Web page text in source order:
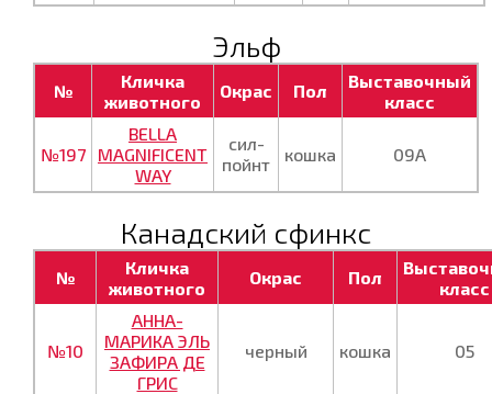
Эльф
№
Кличка
животного
Окрас Пол
Выставочный
класс
№197
BELLA
MAGNIFICENT
WAY
сил-
пойнт
кошка 09А
Канадский сфинкс
№
Кличка
животного
Окрас Пол
класс
№10
АННА-
МАРИКА ЭЛЬ
ЗАФИРА ДЕ
ГРИС
черный кошка 05